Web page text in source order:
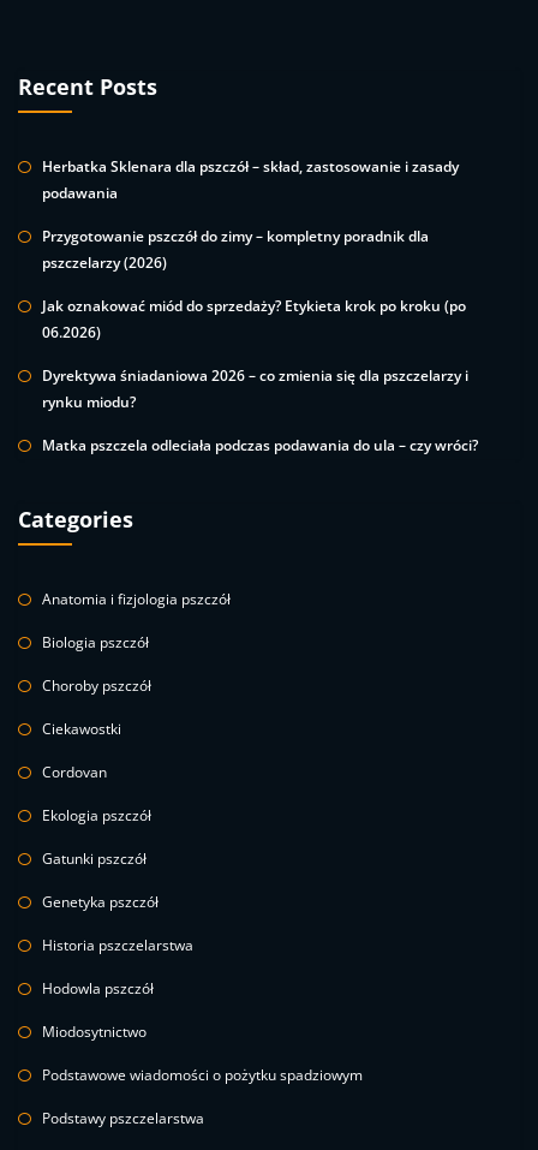
Recent Posts
Herbatka Sklenara dla pszczół – skład, zastosowanie i zasady
podawania
Przygotowanie pszczół do zimy – kompletny poradnik dla
pszczelarzy (2026)
Jak oznakować miód do sprzedaży? Etykieta krok po kroku (po
06.2026)
Dyrektywa śniadaniowa 2026 – co zmienia się dla pszczelarzy i
rynku miodu?
Matka pszczela odleciała podczas podawania do ula – czy wróci?
Categories
Anatomia i fizjologia pszczół
Biologia pszczół
Choroby pszczół
Ciekawostki
Cordovan
Ekologia pszczół
Gatunki pszczół
Genetyka pszczół
Historia pszczelarstwa
Hodowla pszczół
Miodosytnictwo
Podstawowe wiadomości o pożytku spadziowym
Podstawy pszczelarstwa